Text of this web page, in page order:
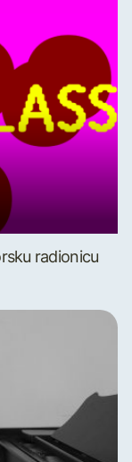
radionicu